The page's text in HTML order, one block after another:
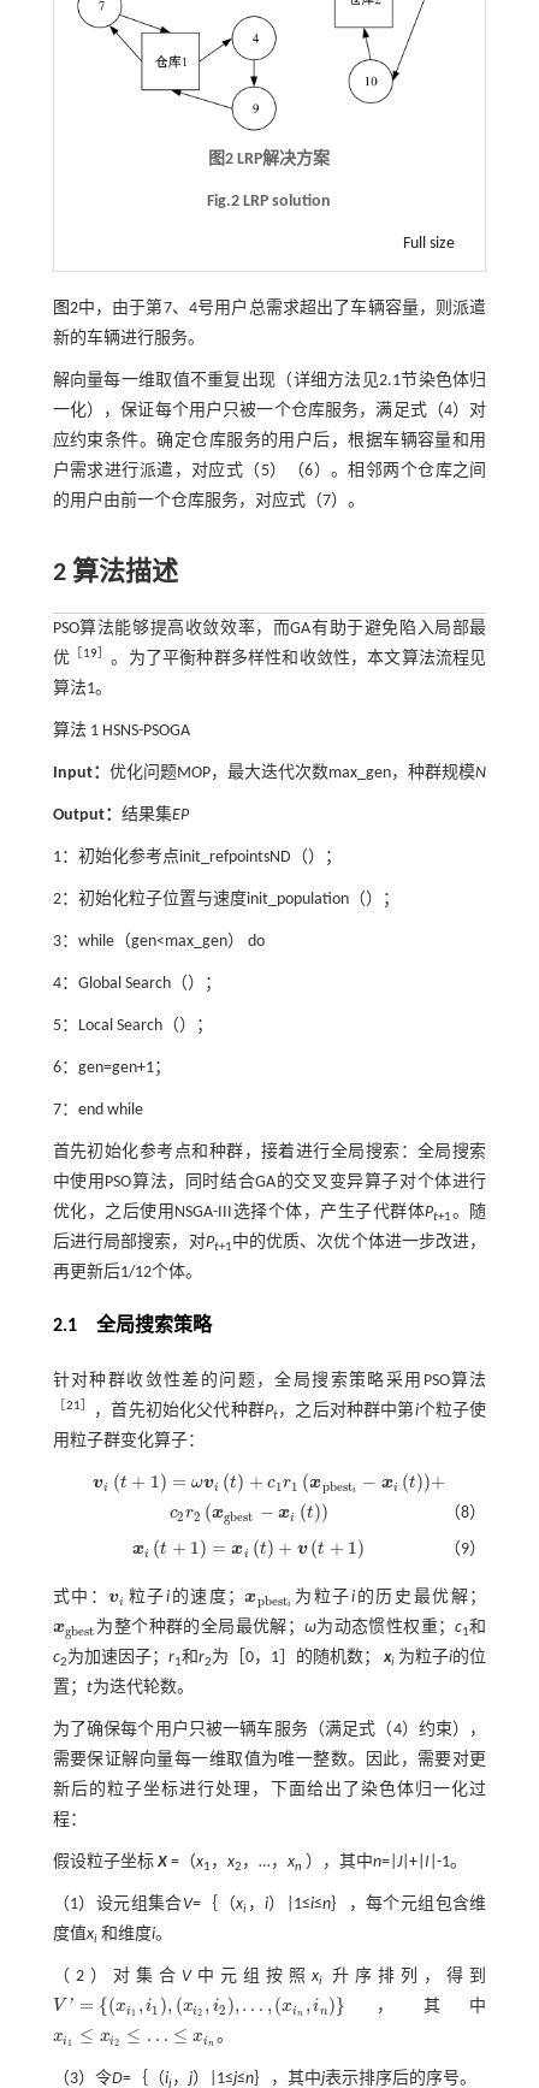
图2 LRP解决方案
Fig.2 LRP solution
Full size
图2中，由于第7、4号用户总需求超出了车辆容量，则派遣
新的车辆进行服务。
解向量每一维取值不重复出现（详细方法见2.1节染色体归
一化），保证每个用户只被一个仓库服务，满足式（4） 对
应约束条件。确定仓库服务的用户后，根据车辆容量和用
户需求进行派遣，对应式（5）
（6）。相邻两个仓库之间
的用户由前一个仓库服务，对应式（7） 。
2 算法描述
PSO算法能够提高收敛效率，而GA有助于避免陷入局部最
优［ 19
。为了平衡种群多样性和收敛性，本文算法流程见
算法1。
算法 1HSNS-PSOGA
Input： 优化问题MOP，最大迭代次数max_gen，种群规模N
Output： 结果集EP
1：初始化参考点init_refpointsND（）；
2：初始化粒子位置与速度init_population（）；
3：while（gen<max_gen） do
4：Global Search（）；
5：Local Search（）；
6：gen=gen+1；
7：end while
首先初始化参考点和种群，接着进行全局搜索：全局搜索
中使用PSO算法，同时结合GA的交叉变异算子对个体进行
优化，之后使用NSGA-III选择个体，产生子代群体Pt+1。随
后进行局部搜索，对Pt+1中的优质、次优个体进一步改进，
再更新后1/12个体。
2.1 全局搜索策略
针对种群收敛性差的问题，全局搜索策略采用PSO算法
21 ，首先初始化父代种群Pt，之后对种群中第i个粒子使
用粒子群变化算子：
vi (t + 1) = ωvi (t) + c1r1 (xpbesti − xi (t))+
vit +1 =ω vit+ c1 r1xp best-x t+
c2r2 (xgbest − xi (t))
c2r2xgbest-x t （8）
xi (t + 1) = xi (t) + v (t + 1)
xit +1=xit +v +1 （9）
式中：vi
vi 粒子i的速度；xpbesti
xpbest 为粒子i 的历史最优解；
xgbest
xgbest 为整个种群的全局最优解； ω为动态惯性权重； c1和
c2为加速因子； r1和r2为［0，1］的随机数；xi 为粒子i的位
置； t为迭代轮数。
为了确保每个用户只被一辆车服务（满足式（4） 约束），
需要保证解向量每一维取值为唯一整数。因此，需要对更
新后的粒子坐标进行处理，下面给出了染色体归一化过
程：
假设粒子坐标X=（x1 ， x2 ，…， xn ），其中n=| J|+| I |-1。
（1）设元组集合V=｛（xi ， i）|1≤i≤n｝，每个元组包含维
度值xi和维度i。
（2）对集合 V中元组按照xi 升序排列，得到
V ' = {(xi1 ,i1 ), (xi2 , i2 ),… ,(xin ,in)}
V' = (xi 1, i1),(xi2, i2) ,…,(xi n, in) } ，其中
xi1 ≤ xi2 ≤ … ≤ xin
xi1 xi2 ≤… ≤xin 。
（3）令D=｛（ij， j）|1≤j≤n｝，其中j表示排序后的序号。